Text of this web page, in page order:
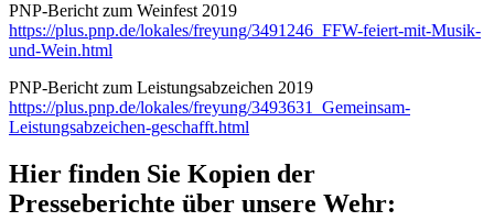
PNP-Bericht zum Weinfest 2019
https://plus.pnp.de/lokales/freyung/3491246_FFW-feiert-mit-Musik-
und-Wein.html
PNP-Bericht zum Leistungsabzeichen 2019
https://plus.pnp.de/lokales/freyung/3493631_Gemeinsam-
Leistungsabzeichen-geschafft.html
Hier finden Sie Kopien der
Presseberichte über unsere Wehr: